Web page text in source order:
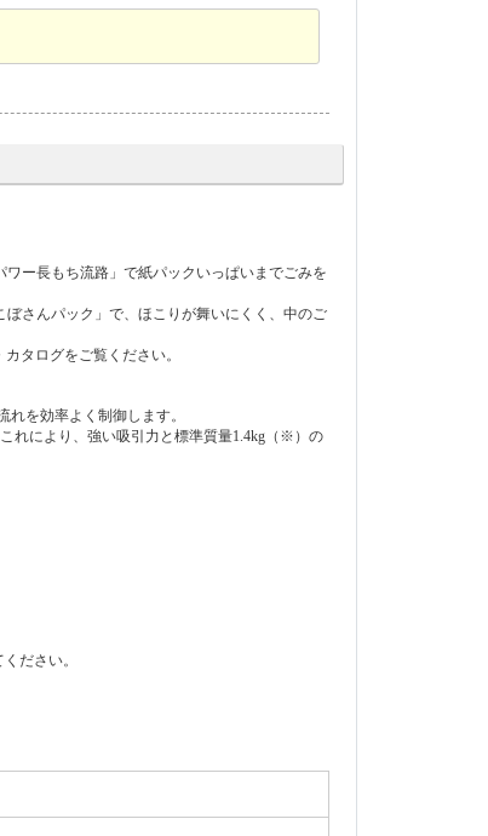
ー長もち流路」で紙パックいっぱいまでごみを
さんパック」で、ほこりが舞いにくく、中のご
タログをご覧ください。
を効率よく制御します。
れにより、強い吸引力と標準質量1.4kg（※）の
ださい。